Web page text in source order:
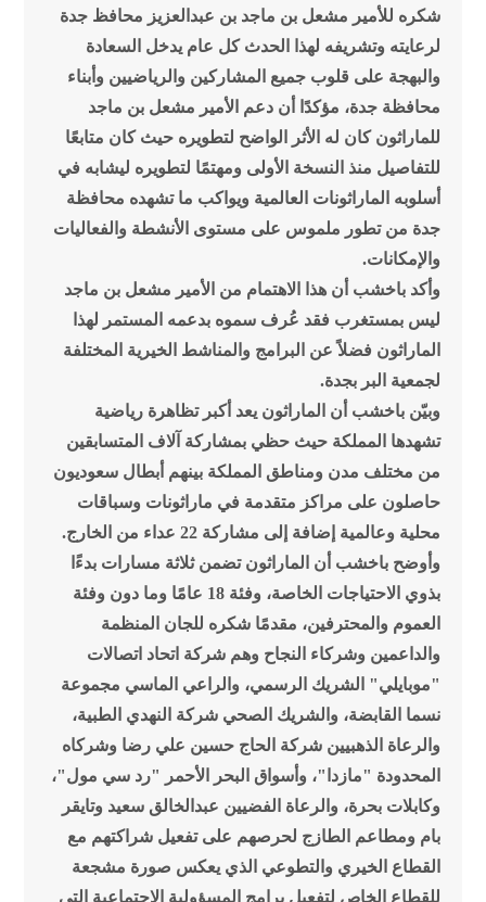
شكره للأمير مشعل بن ماجد بن عبدالعزيز محافظ جدة
لرعايته وتشريفه لهذا الحدث كل عام يدخل السعادة
والبهجة على قلوب جميع المشاركين والرياضيين وأبناء
محافظة جدة، مؤكدًا أن دعم الأمير مشعل بن ماجد
للماراثون كان له الأثر الواضح لتطويره حيث كان متابعًا
للتفاصيل منذ النسخة الأولى ومهتمًا لتطويره ليشابه في
أسلوبه الماراثونات العالمية ويواكب ما تشهده محافظة
جدة من تطور ملموس على مستوى الأنشطة والفعاليات
والإمكانات.
وأكد باخشب أن هذا الاهتمام من الأمير مشعل بن ماجد
ليس بمستغرب فقد عُرف سموه بدعمه المستمر لهذا
الماراثون فضلاً عن البرامج والمناشط الخيرية المختلفة
لجمعية البر بجدة.
وبيّن باخشب أن الماراثون يعد أكبر تظاهرة رياضية
تشهدها المملكة حيث حظي بمشاركة آلاف المتسابقين
من مختلف مدن ومناطق المملكة بينهم أبطال سعوديون
حاصلون على مراكز متقدمة في ماراثونات وسباقات
محلية وعالمية إضافة إلى مشاركة 22 عداء من الخارج.
وأوضح باخشب أن الماراثون تضمن ثلاثة مسارات بدءًا
بذوي الاحتياجات الخاصة، وفئة 18 عامًا وما دون وفئة
العموم والمحترفين، مقدمًا شكره للجان المنظمة
والداعمين وشركاء النجاح وهم شركة اتحاد اتصالات
"موبايلي" الشريك الرسمي، والراعي الماسي مجموعة
نسما القابضة، والشريك الصحي شركة النهدي الطبية،
والرعاة الذهبيين شركة الحاج حسين علي رضا وشركاه
المحدودة "مازدا"، وأسواق البحر الأحمر "رد سي مول"،
وكابلات بحرة، والرعاة الفضيين عبدالخالق سعيد وتايقر
بام ومطاعم الطازج لحرصهم على تفعيل شراكتهم مع
القطاع الخيري والتطوعي الذي يعكس صورة مشجعة
للقطاع الخاص لتفعيل برامج المسؤولية الاجتماعية التي